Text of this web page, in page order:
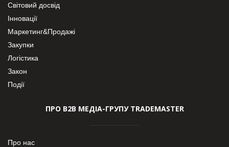
Світовий досвід
Інновації
Маркетинг&Продажі
Закупки
Логістика
Закон
Події
ПРО В2В МЕДІА-ГРУПУ TRADEMASTER
Про нас